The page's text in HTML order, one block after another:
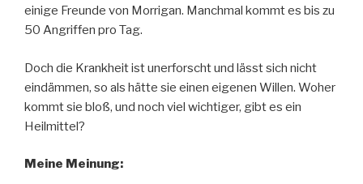
einige Freunde von Morrigan. Manchmal kommt es bis zu
50 Angriffen pro Tag.
Doch die Krankheit ist unerforscht und lässt sich nicht
eindämmen, so als hätte sie einen eigenen Willen. Woher
kommt sie bloß, und noch viel wichtiger, gibt es ein
Heilmittel?
Meine Meinung: